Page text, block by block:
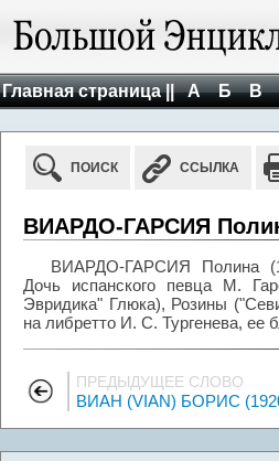
Главная страница || А Б В
ПОИСК ССЫЛКА
ВИАРДО-ГАРСИЯ
ВИАРДО-ГАРСИЯ Полина
Дочь испанского певца М.
Эвридика" Глюка), Розины
на либретто И. С. Тургенева, ее
ПРЕДЫДУЩЕЕ СЛОВО
ВИАН (VIAN) БОРИС